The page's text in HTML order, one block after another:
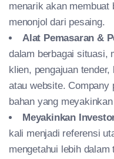
menarik akan membuat
menonjol dari pesaing.
Alat Pemasaran &
dalam berbagai situasi,
klien, pengajuan
atau website. Company
bahan yang
Meyakinkan
kali menjadi referensi
mengetahui lebih